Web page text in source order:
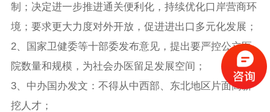
制；决定进一步推进通关便利化，持续优化口岸营商环
境；要求更大力度对外开放，促进进出口多元化发展；
2、国家卫健委等十部委发布意见，提出要严控公立医
院数量和规模，为社会办医留足发展空间；
3、中办国办发文：不得从中西部、东北地区片面高薪
挖人才；